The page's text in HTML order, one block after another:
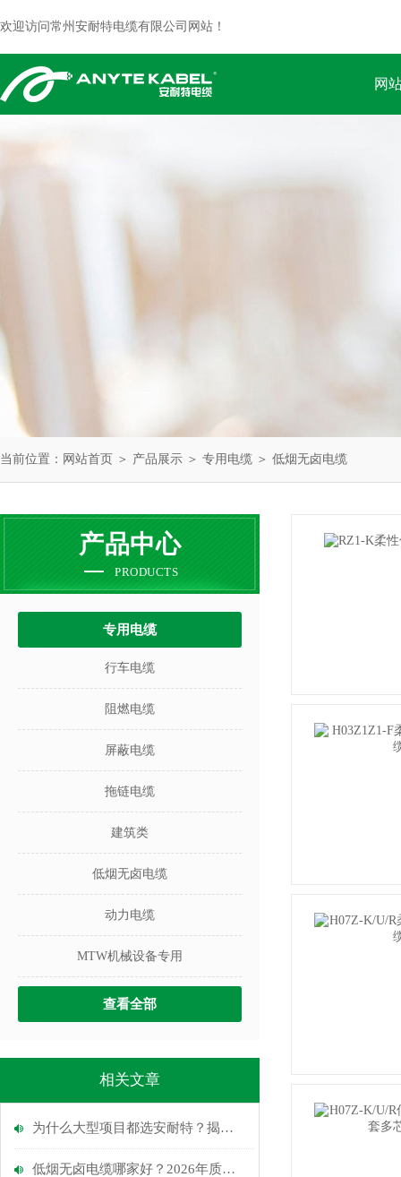
欢迎访问常州安耐特电缆有限公司网站！
网
当前位置： 网站首页 ＞ 产品展示 ＞ 专用电缆 ＞ 低烟无卤电缆
产品中心
PRODUCTS
专用电缆
行车电缆
阻燃电缆
屏蔽电缆
拖链电缆
建筑类
低烟无卤电缆
动力电缆
MTW机械设备专用
查看全部
相关文章
为什么大型项目都选安耐特？揭秘低烟无卤电缆质量好的厂家标准
低烟无卤电缆哪家好？2026年质量靠谱厂家实测推荐与选购指南